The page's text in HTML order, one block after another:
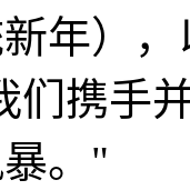
年）
们携手
。"